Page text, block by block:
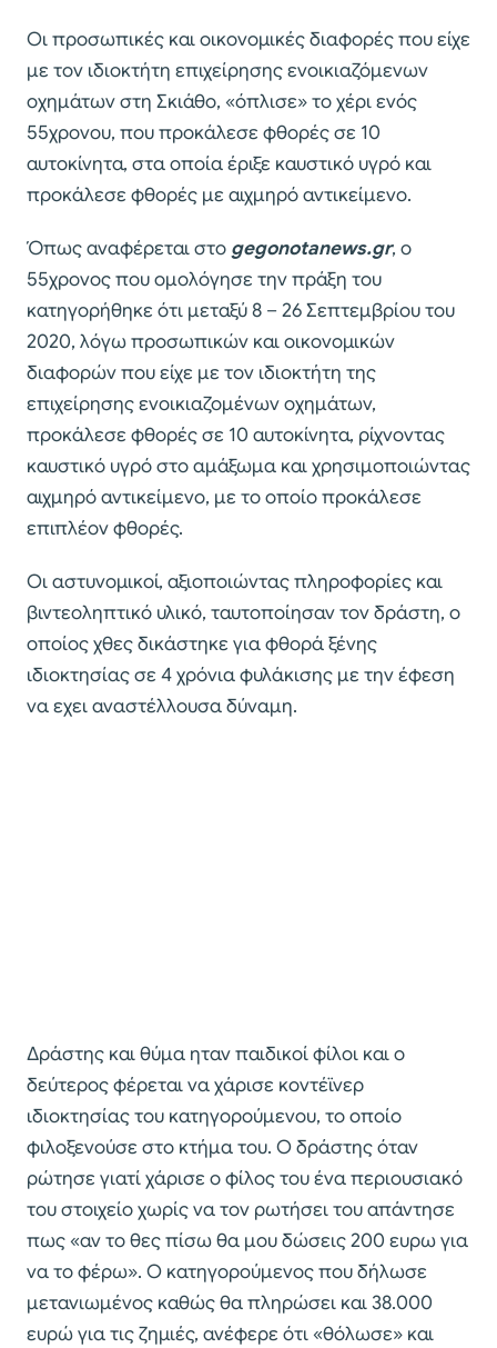
Οι προσωπικές και οικονομικές διαφορές που είχε
με τον ιδιοκτήτη επιχείρησης ενοικιαζόμενων
οχημάτων στη Σκιάθο, «όπλισε» το χέρι ενός
55χρονου, που προκάλεσε φθορές σε 10
αυτοκίνητα, στα οποία έριξε καυστικό υγρό και
προκάλεσε φθορές με αιχμηρό αντικείμενο.
Όπως αναφέρεται στο gegonotanews.gr, o
55χρονος που ομολόγησε την πράξη του
κατηγορήθηκε ότι μεταξύ 8 – 26 Σεπτεμβρίου του
2020, λόγω προσωπικών και οικονομικών
διαφορών που είχε με τον ιδιοκτήτη της
επιχείρησης ενοικιαζομένων οχημάτων,
προκάλεσε φθορές σε 10 αυτοκίνητα, ρίχνοντας
καυστικό υγρό στο αμάξωμα και χρησιμοποιώντας
αιχμηρό αντικείμενο, με το οποίο προκάλεσε
επιπλέον φθορές.
Οι αστυνομικοί, αξιοποιώντας πληροφορίες και
βιντεοληπτικό υλικό, ταυτοποίησαν τον δράστη, ο
οποίος χθες δικάστηκε για φθορά ξένης
ιδιοκτησίας σε 4 χρόνια φυλάκισης με την έφεση
να εχει αναστέλλουσα δύναμη.
Δράστης και θύμα ηταν παιδικοί φίλοι και ο
δεύτερος φέρεται να χάρισε κοντέϊνερ
ιδιοκτησίας του κατηγορούμενου, το οποίο
φιλοξενούσε στο κτήμα του. Ο δράστης όταν
ρώτησε γιατί χάρισε ο φίλος του ένα περιουσιακό
του στοιχείο χωρίς να τον ρωτήσει του απάντησε
πως «αν το θες πίσω θα μου δώσεις 200 ευρω για
να το φέρω». Ο κατηγορούμενος που δήλωσε
μετανιωμένος καθώς θα πληρώσει και 38.000
ευρώ για τις ζημιές, ανέφερε ότι «θόλωσε» και